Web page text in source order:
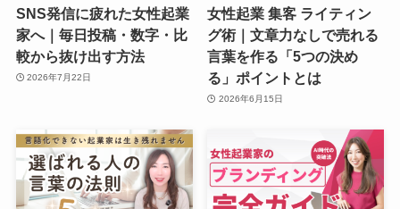
SNS発信に疲れた女性起業
家へ｜毎日投稿・数字・比
較から抜け出す方法
2026年7月22日
女性起業 集客 ライティン
グ術｜文章力なしで売れる
言葉を作る「5つの決め
る」ポイントとは
2026年6月15日